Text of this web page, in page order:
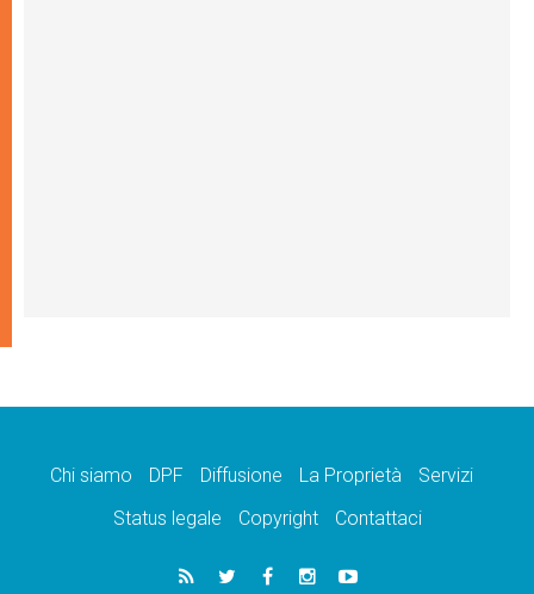
Chi siamo DPF Diffusione La Proprietà
Servizi
Status legale
Copyright Contattaci